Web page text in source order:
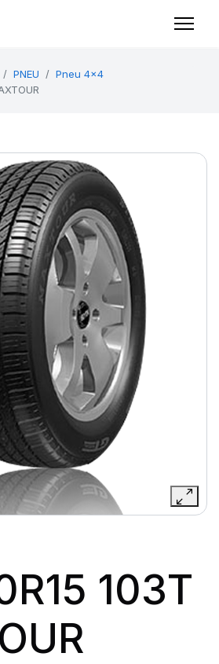
PNEU
Pneu 4x4
103T